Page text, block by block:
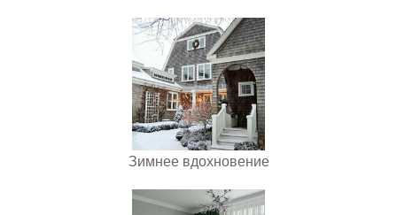
Зимнее вдохновение